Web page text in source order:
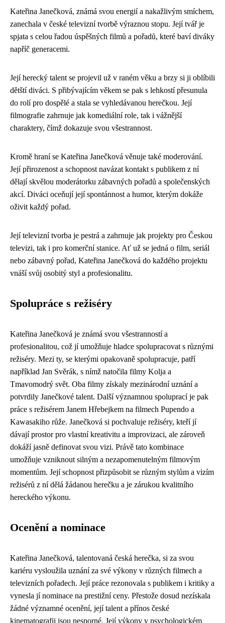
Kateřina Janečková, známá svou energií a nakažlivým smíchem,
zanechala v české televizní tvorbě výraznou stopu. Její tvář je
spjata s celou řadou úspěšných filmů a pořadů, které baví diváky
napříč generacemi.
Její herecký talent se projevil už v raném věku a brzy si ji oblíbili
dětští diváci. S přibývajícím věkem se pak s lehkostí přesunula
do rolí pro dospělé a stala se vyhledávanou herečkou. Její
filmografie zahrnuje jak komediální role, tak i vážnější
charaktery, čímž dokazuje svou všestrannost.
Kromě hraní se Kateřina Janečková věnuje také moderování.
Její přirozenost a schopnost navázat kontakt s publikem z ní
dělají skvělou moderátorku zábavných pořadů a společenských
akcí. Diváci oceňují její spontánnost a humor, kterým dokáže
oživit každý pořad.
Její televizní tvorba je pestrá a zahrnuje jak projekty pro Českou
televizi, tak i pro komerční stanice. Ať už se jedná o film, seriál
nebo zábavný pořad, Kateřina Janečková do každého projektu
vnáší svůj osobitý styl a profesionalitu.
Spolupráce s režiséry
Kateřina Janečková je známá svou všestranností a
profesionalitou, což jí umožňuje hladce spolupracovat s různými
režiséry. Mezi ty, se kterými opakovaně spolupracuje, patří
například Jan Svěrák, s nímž natočila filmy Kolja a
Tmavomodrý svět. Oba filmy získaly mezinárodní uznání a
potvrdily Janečkové talent. Další významnou spoluprací je pak
práce s režisérem Janem Hřebejkem na filmech Pupendo a
Kawasakiho růže. Janečková si pochvaluje režiséry, kteří jí
dávají prostor pro vlastní kreativitu a improvizaci, ale zároveň
dokáží jasně definovat svou vizi. Právě tato kombinace
umožňuje vzniknout silným a nezapomenutelným filmovým
momentům. Její schopnost přizpůsobit se různým stylům a vizím
režisérů z ní dělá žádanou herečku a je zárukou kvalitního
hereckého výkonu.
Ocenění a nominace
Kateřina Janečková, talentovaná česká herečka, si za svou
kariéru vysloužila uznání za své výkony v různých filmech a
televizních pořadech. Její práce rezonovala s publikem i kritiky a
vynesla jí nominace na prestižní ceny. Přestože dosud nezískala
žádné významné ocenění, její talent a přínos české
kinematografii jsou nesporné. Její výkony v psychologickém